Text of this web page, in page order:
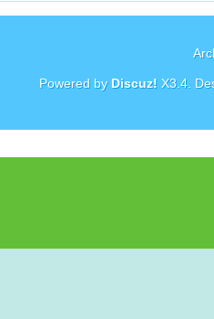
Powered by Discuz! X3.4.